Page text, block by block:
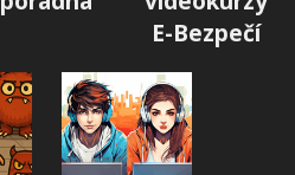
E-Bezpečí